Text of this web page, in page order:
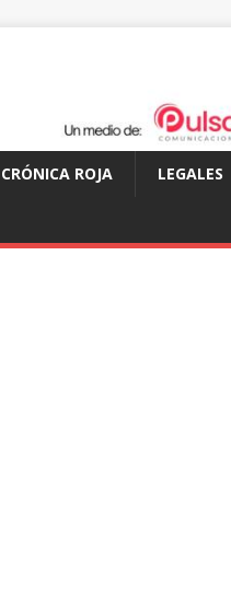
CRÓNICA ROJA LEGALES